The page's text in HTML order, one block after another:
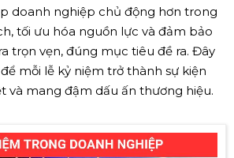
doanh nghiệp chủ động hơn trong
tối ưu hóa nguồn lực và đảm bảo
trọn vẹn, đúng mục tiêu đề ra. Đây
mỗi lễ kỷ niệm trở thành sự kiện
và mang đậm dấu ấn thương hiệu.